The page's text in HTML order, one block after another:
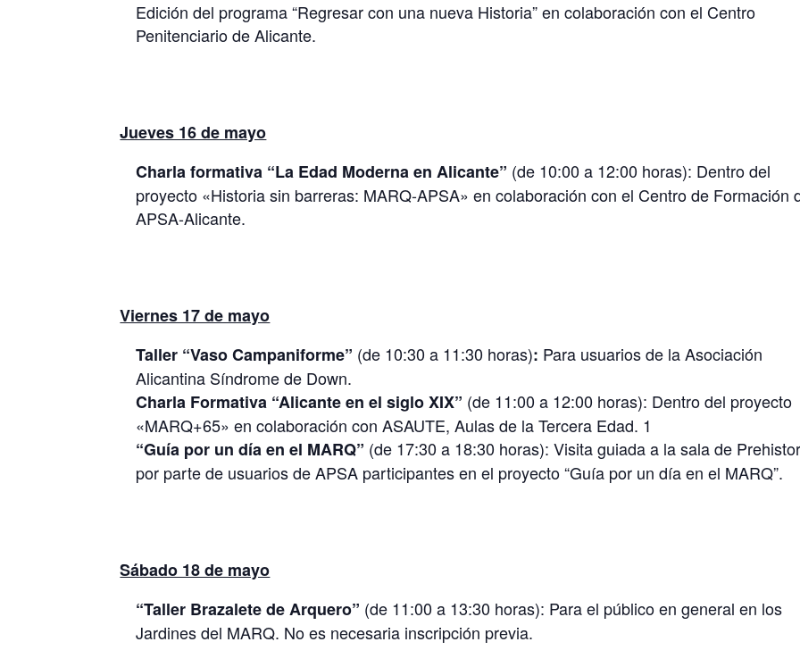
Edición del programa “Regresar con una nueva Historia” en colaboración con el Centro
Penitenciario de Alicante.
Jueves 16 de mayo
Charla formativa “La Edad Moderna en Alicante” (de 10:00 a 12:00 horas): Dentro del
proyecto «Historia sin barreras: MARQ-APSA» en colaboración con el Centro de Formación
APSA-Alicante.
Viernes 17 de mayo
Taller “Vaso Campaniforme” (de 10:30 a 11:30 horas): Para usuarios de la Asociación
Alicantina Síndrome de Down.
Charla Formativa “Alicante en el siglo XIX” (de 11:00 a 12:00 horas): Dentro del proyecto
«MARQ+65» en colaboración con ASAUTE, Aulas de la Tercera Edad. 1
“Guía por un día en el MARQ” (de 17:30 a 18:30 horas): Visita guiada a la sala de
por parte de usuarios de APSA participantes en el proyecto “Guía por un día en el MARQ”.
Sábado 18 de mayo
“Taller Brazalete de Arquero” (de 11:00 a 13:30 horas): Para el público en general en los
Jardines del MARQ. No es necesaria inscripción previa.